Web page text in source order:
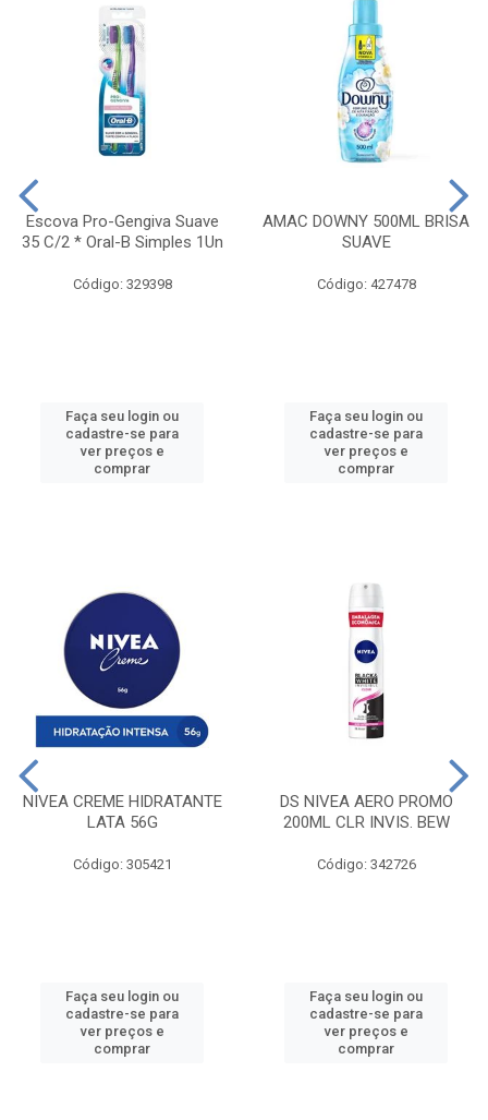
Escova Pro-Gengiva Suave
35 C/2 * Oral-B Simples 1Un
Código: 329398
Faça seu login ou
cadastre-se para
ver preços e
comprar
AMAC DOWNY 500ML BRISA
SUAVE
Código: 427478
Faça seu login ou
cadastre-se para
ver preços e
comprar
NIVEA CREME HIDRATANTE
LATA 56G
Código: 305421
Faça seu login ou
cadastre-se para
ver preços e
comprar
DS NIVEA AERO PROMO
200ML CLR INVIS. BEW
Código: 342726
Faça seu login ou
cadastre-se para
ver preços e
comprar